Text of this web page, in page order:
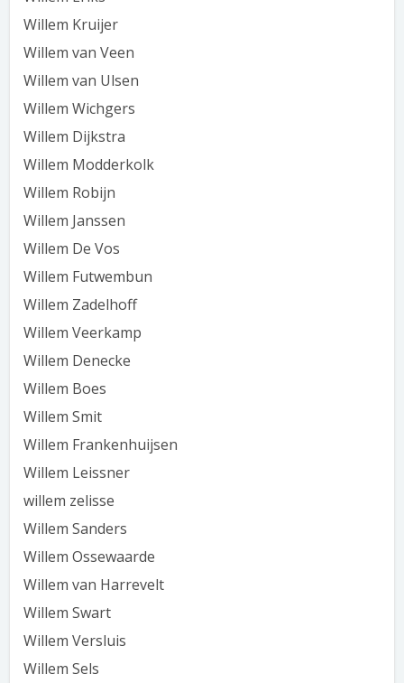
Willem Kruijer
Willem van Veen
Willem van Ulsen
Willem Wichgers
Willem Dijkstra
Willem Modderkolk
Willem Robijn
Willem Janssen
Willem De Vos
Willem Futwembun
Willem Zadelhoff
Willem Veerkamp
Willem Denecke
Willem Boes
Willem Smit
Willem Frankenhuijsen
Willem Leissner
willem zelisse
Willem Sanders
Willem Ossewaarde
Willem van Harrevelt
Willem Swart
Willem Versluis
Willem Sels